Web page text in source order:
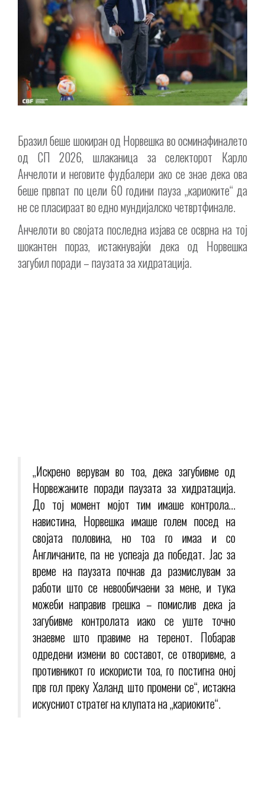
Бразил беше шокиран од Норвешка во осминафиналето
од СП 2026, шлаканица за селекторот Карло
Анчелоти и неговите фудбалери ако се знае дека ова
беше првпат по цели 60 години пауза „кариоките“ да
не се пласираат во едно мундијалско четвртфинале.
Анчелоти во својата последна изјава се осврна на тој
шокантен пораз, истакнувајќи дека од Норвешка
загубил поради – паузата за хидратација.
„Искрено верувам во тоа, дека загубивме од
Норвежаните поради паузата за хидратација.
До тој момент мојот тим имаше контрола…
навистина, Норвешка имаше голем посед на
својата половина, но тоа го имаа и со
Англичаните, па не успеаја да победат. Јас за
време на паузата почнав да размислувам за
работи што се невообичаени за мене, и тука
можеби направив грешка – помислив дека ја
загубивме контролата иако се уште точно
знаевме што правиме на теренот. Побарав
одредени измени во составот, се отворивме, а
противникот го искористи тоа, го постигна оној
прв гол преку Халанд што промени се“, истакна
искусниот стратег на клупата на „кариоките“.